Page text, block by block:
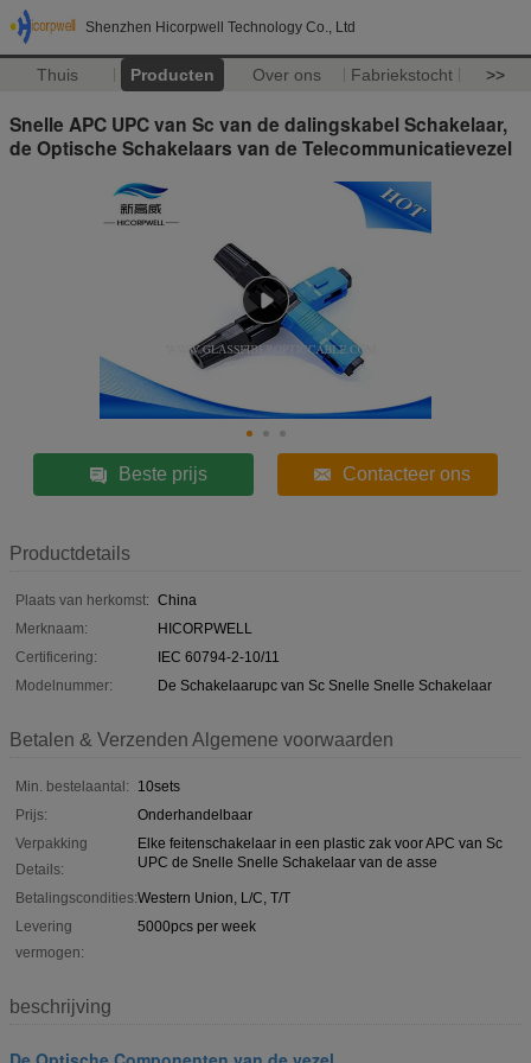
Shenzhen Hicorpwell Technology Co., Ltd
Thuis Producten Over ons Fabriekstocht >>
Snelle APC UPC van Sc van de dalingskabel Schakelaar,
de Optische Schakelaars van de Telecommunicatievezel
Beste prijs Contacteer ons
Productdetails
Plaats van herkomst: China
Merknaam:
HICORPWELL
Certificering:
IEC 60794-2-10/11
Modelnummer:
De Schakelaarupc van Sc Snelle Snelle Schakelaar
Betalen & Verzenden Algemene voorwaarden
Min. bestelaantal:
10sets
Prijs:
Onderhandelbaar
Verpakking
Details:
Elke feitenschakelaar in een plastic zak voor APC van Sc
UPC de Snelle Snelle Schakelaar van de asse
Betalingscondities:Western Union, L/C, T/T
Levering
vermogen:
5000pcs per week
beschrijving